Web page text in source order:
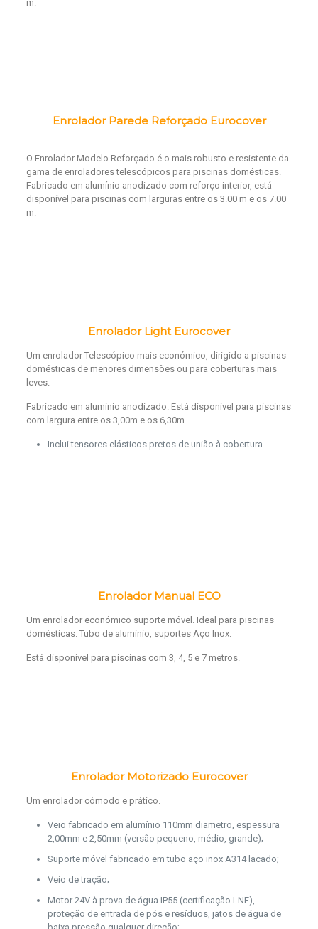
m.
Enrolador Parede Reforçado Eurocover
O Enrolador Modelo Reforçado é o mais robusto e resistente da
gama de enroladores telescópicos para piscinas domésticas.
Fabricado em alumínio anodizado com reforço interior, está
disponível para piscinas com larguras entre os 3.00 m e os 7.00
m.
Enrolador Light Eurocover
Um enrolador Telescópico mais económico, dirigido a piscinas
domésticas de menores dimensões ou para coberturas mais
leves.
Fabricado em alumínio anodizado. Está disponível para piscinas
com largura entre os 3,00m e os 6,30m.
Inclui tensores elásticos pretos de união à cobertura.
Enrolador Manual ECO
Um enrolador económico suporte móvel. Ideal para piscinas
domésticas. Tubo de alumínio, suportes Aço Inox.
Está disponível para piscinas com 3, 4, 5 e 7 metros.
Enrolador Motorizado Eurocover
Um enrolador cómodo e prático.
Veio fabricado em alumínio 110mm diametro, espessura
2,00mm e 2,50mm (versão pequeno, médio, grande);
Suporte móvel fabricado em tubo aço inox A314 lacado;
Veio de tração;
Motor 24V à prova de água IP55 (certificação LNE),
proteção de entrada de pós e resíduos, jatos de água de